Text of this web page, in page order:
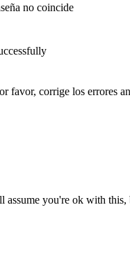
no coincide
favor, corrige los errores
assume you're ok with